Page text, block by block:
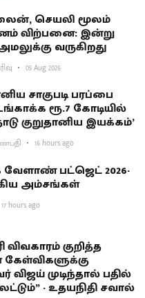
செயலி மூலம்
விற்பனை: இன்று
வருகிறது
05 Aug 2026
சாகுபடி பரப்பை
ரூ.7 கோடியில்
குறுதானிய இயக்கம்’
16 hours ago
வேளாண் பட்ஜெட் 2026-
அம்சங்கள்
17 hours ago
விவகாரம் குறித்த
விஜய் முடிந்தால் பதில்
- உதயநிதி சவால்